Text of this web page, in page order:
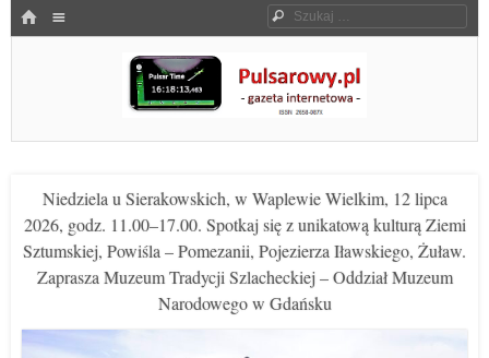
HOME Szukaj
Pulsarowy.pl
Niedziela u Sierakowskich, w Waplewie Wielkim, 12 lipca
2026, godz. 11.00–17.00. Spotkaj się z unikatową kulturą Ziemi
Sztumskiej, Powiśla – Pomezanii, Pojezierza Iławskiego, Żuław.
Zaprasza Muzeum Tradycji Szlacheckiej – Oddział Muzeum
Narodowego w Gdańsku